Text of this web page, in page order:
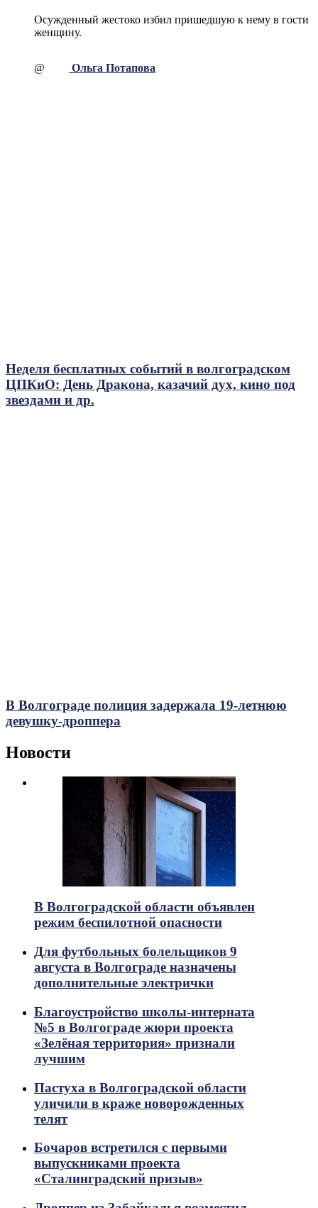
Осужденный жестоко избил пришедшую к нему в гости
женщину.
@ Ольга Потапова
Неделя бесплатных событий в волгоградском
ЦПКиО: День Дракона, казачий дух, кино под
звездами и др.
В Волгограде полиция задержала 19-летнюю
девушку-дроппера
Новости
В Волгоградской области объявлен
режим беспилотной опасности
Для футбольных болельщиков 9
августа в Волгограде назначены
дополнительные электрички
Благоустройство школы-интерната
№5 в Волгограде жюри проекта
«Зелёная территория» признали
лучшим
Пастуха в Волгоградской области
уличили в краже новорожденных
телят
Бочаров встретился с первыми
выпускниками проекта
«Сталинградский призыв»